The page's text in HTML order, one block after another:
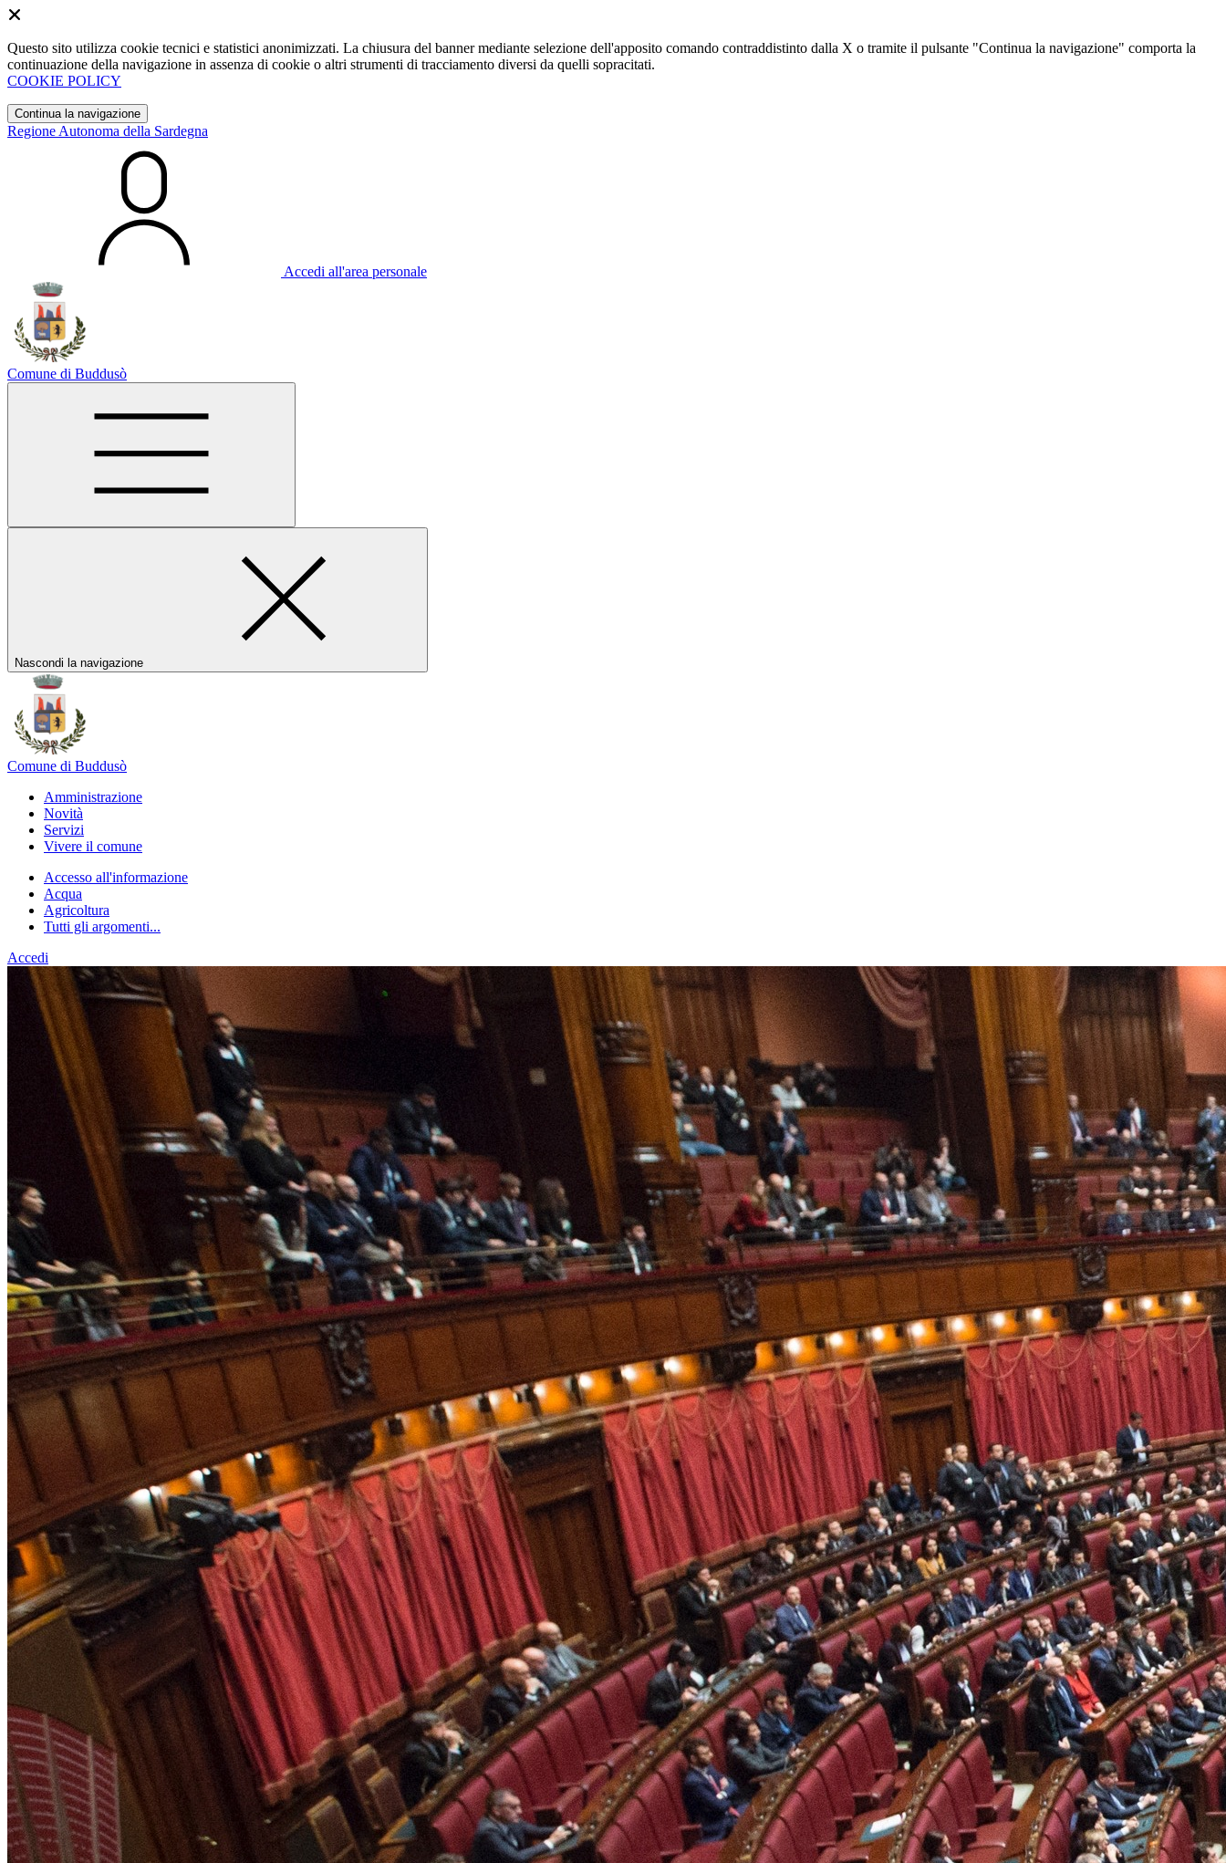
Questo sito utilizza cookie tecnici e statistici anonimizzati. La chiusura del banner mediante selezione dell'apposito comando contraddistinto dalla X o tramite il pulsante "Continua la navigazione" comporta la
continuazione della navigazione in assenza di cookie o altri strumenti di tracciamento diversi da quelli sopracitati.
COOKIE POLICY
Continua la navigazione
Regione Autonoma della Sardegna
Accedi all'area personale
Comune di Buddusò
Nascondi la navigazione
Comune di Buddusò
Amministrazione
Novità
Servizi
Vivere il comune
Accesso all'informazione
Acqua
Agricoltura
Tutti gli argomenti...
Accedi